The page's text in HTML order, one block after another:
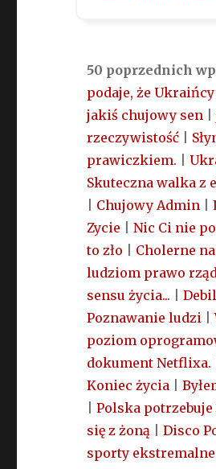
50 poprzednich
podaje, że
jakiś chujowy sen |
rzeczywistość
prawiczkiem. |
Skuteczna walka z
Chujowy Admin |
Zycie |Nic Ci nie
to zło
Cholerne
ludziom prawo
sensu życia... |
Poznawanie ludzi |
poziom
dokument Netflixa.
Koniec życia |
|Polska
się z żoną |Disco
sporty ekstremalne